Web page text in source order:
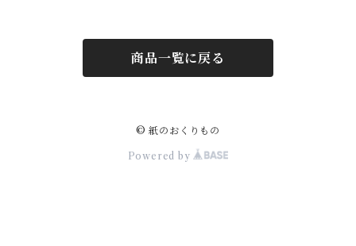
Mother's Day
商品一覧に戻る
© 紙のおくりもの
Powered by